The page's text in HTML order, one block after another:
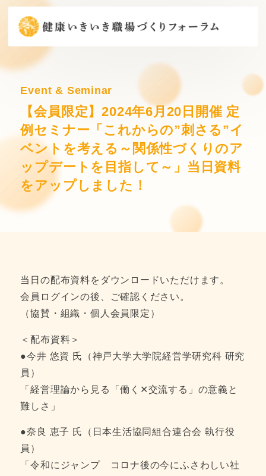
Event & Seminar
【会員限定】2024年6月20日開催 定
例セミナー「これからの”刺さる”イ
ベントを考える～関係性づくりのア
ップデートを目指して～」当日資料
をアップしました！
当日の配布資料をダウンロードいただけます。
会員ログインの後、ご確認ください。
（協賛・組織・個人会員限定）
＜配布資料＞
●今井 悠資 氏（神戸大学大学院経営学研究科 研究
員）
「経営理論から見る「働く✕交流する」の意義と
難しさ」
●奈良 恵子 氏（日本生活協同組合連合会 執行役
員）
「令和にジャンプ コロナ後の今にふさわしい社